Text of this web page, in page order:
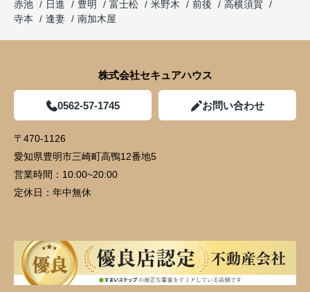
赤池
日進 豊明 富士松 米野木 前後
高横須賀
寺本
逢妻 南加木屋
株式会社セキュアハウス
0562-57-1745 お問い合わせ
〒470-1126
愛知県豊明市三崎町高鴨12番地5
営業時間： 10:00~20:00
定休日： 年中無休